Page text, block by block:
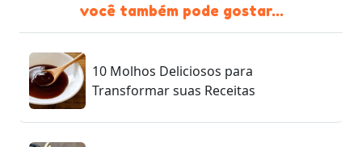
você também pode gostar...
10 Molhos Deliciosos para
Transformar suas Receitas